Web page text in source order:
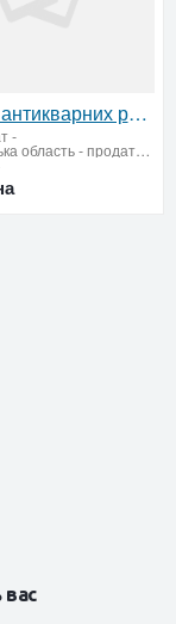
Продаж антикварних речей
-
Київ (Київська область - продати купити)
вас